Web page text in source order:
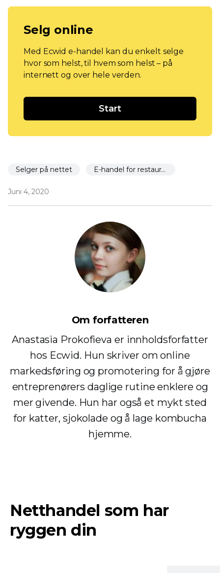
Selg online
Med Ecwid e-handel kan du enkelt selge
hvor som helst, til hvem som helst – på
internett og over hele verden.
Start
Selger på nettet E-handel for restauranter
Juni 4, 2020
Om forfatteren
Anastasia Prokofieva er innholdsforfatter
hos Ecwid. Hun skriver om online
markedsføring og promotering for å gjøre
entreprenørers daglige rutine enklere og
mer givende. Hun har også et mykt sted
for katter, sjokolade og å lage kombucha
hjemme.
Netthandel som har
ryggen din